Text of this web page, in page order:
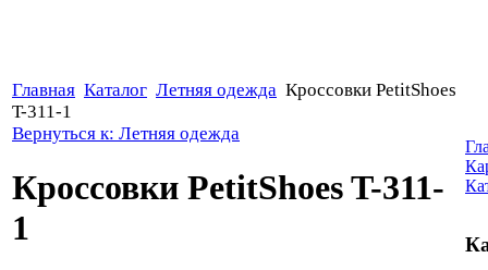
Главная Каталог Летняя одежда Кроссовки PetitShoes
T-311-1
Вернуться к: Летняя одежда
Кроссовки PetitShoes T-311-
1